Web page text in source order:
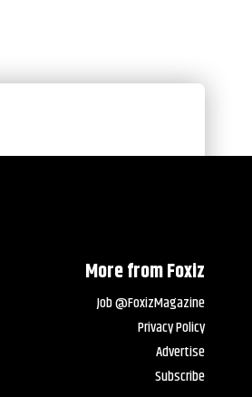
More from Foxiz
Job @FoxizMagazine
Privacy Policy
Advertise
Subscribe